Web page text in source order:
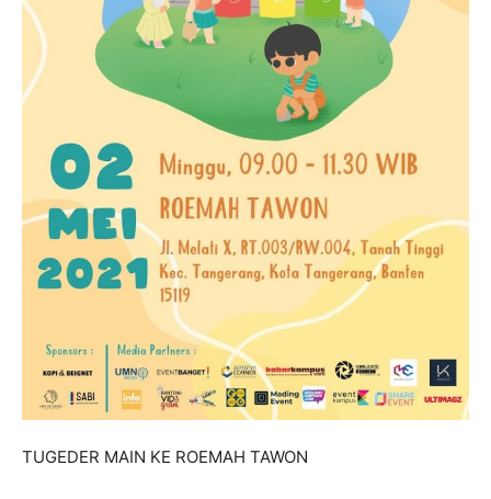
TUGEDER MAIN KE ROEMAH TAWON